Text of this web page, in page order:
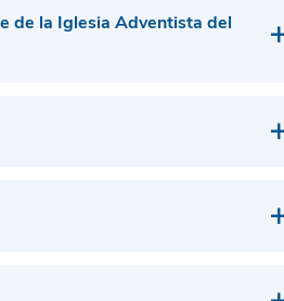
de la Iglesia Adventista del